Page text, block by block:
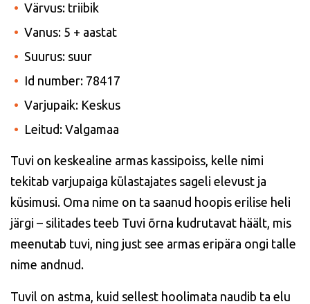
Värvus: triibik
Vanus: 5 + aastat
Suurus: suur
Id number: 78417
Varjupaik: Keskus
Leitud: Valgamaa
Tuvi on keskealine armas kassipoiss, kelle nimi
tekitab varjupaiga külastajates sageli elevust ja
küsimusi. Oma nime on ta saanud hoopis erilise heli
järgi – silitades teeb Tuvi õrna kudrutavat häält, mis
meenutab tuvi, ning just see armas eripära ongi talle
nime andnud.
Tuvil on astma, kuid sellest hoolimata naudib ta elu